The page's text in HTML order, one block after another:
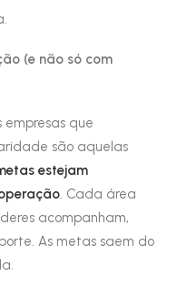
(e não só com
que
são aquelas
estejam
. Cada área
acompanham,
As metas saem do